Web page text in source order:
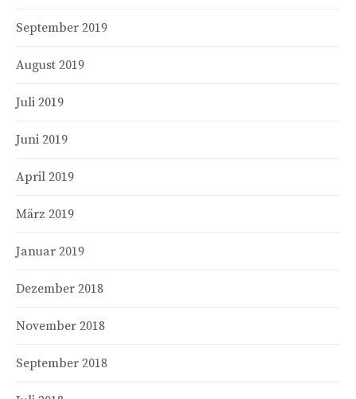
September 2019
August 2019
Juli 2019
Juni 2019
April 2019
März 2019
Januar 2019
Dezember 2018
November 2018
September 2018